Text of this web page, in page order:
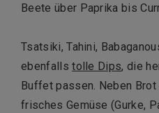
Beete über Paprika bis
Tsatsiki, Tahini,
ebenfallstolle Dips, die
Buffet passen. Neben
frisches Gemüse (Gurke,